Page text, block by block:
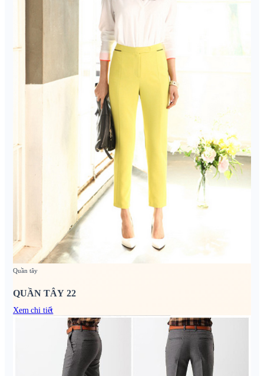
Quần tây
QUẦN TÂY 22
Xem chi tiết